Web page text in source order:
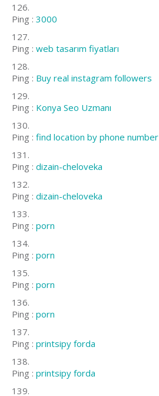
Ping : 3000
Ping : web tasarım fiyatları
Ping : Buy real instagram followers
Ping : Konya Seo Uzmanı
Ping : find location by phone number
Ping : dizain-cheloveka
Ping : dizain-cheloveka
Ping : porn
Ping : porn
Ping : porn
Ping : porn
Ping : printsipy forda
Ping : printsipy forda